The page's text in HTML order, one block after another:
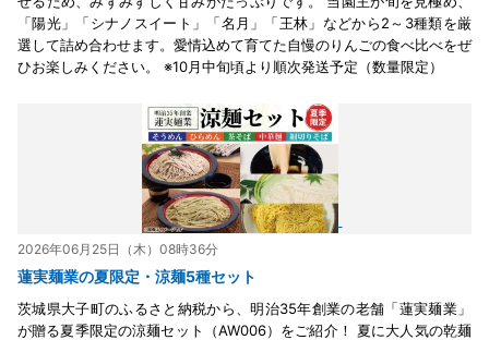
「陽光」「シナノスイート」「名月」「王林」などから2～3種類を厳
選して詰め合わせます。愛情込めて育てた自慢のりんごの食べ比べをぜ
ひお楽しみください。 ※10月中旬頃より順次発送予定（数量限定）
2026年06月25日（木）08時36分
蓮実麺業の夏限定・涼麺5種セット
茨城県大子町のふるさと納税から、明治35年創業の老舗「蓮実麺業」
が贈る夏季限定の涼麺セット（AW006）をご紹介！ 夏に大人気の乾麺